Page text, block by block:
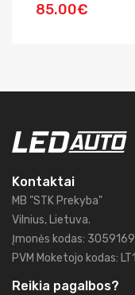
85.00€
Kontaktai
MB "STK Prekyba"
Vilnius, Lietuva.
Įmonės kodas:
PVM Moketojo kodas:
Reikia pagalbos?